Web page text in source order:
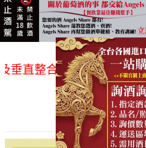
整合、一次購足」各國
總覽-促銷&活動
all events
【凡酒問